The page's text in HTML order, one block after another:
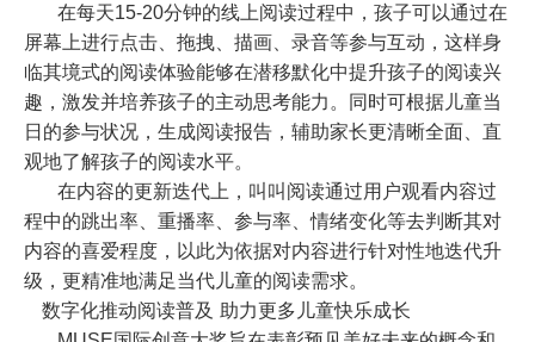
在每天15-20分钟的线上阅读过程中，孩子可以通过在
屏幕上进行点击、拖拽、描画、录音等参与互动，这样身
临其境式的阅读体验能够在潜移默化中提升孩子的阅读兴
趣，激发并培养孩子的主动思考能力。同时可根据儿童当
日的参与状况，生成阅读报告，辅助家长更清晰全面、直
观地了解孩子的阅读水平。
在内容的更新迭代上，叫叫阅读通过用户观看内容过
程中的跳出率、重播率、参与率、情绪变化等去判断其对
内容的喜爱程度，以此为依据对内容进行针对性地迭代升
级，更精准地满足当代儿童的阅读需求。
数字化推动阅读普及 助力更多儿童快乐成长